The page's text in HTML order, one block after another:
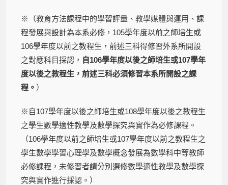
※（教育方法課程中的學習評量、教學媒體與運用、課
程發展與設計為本系必修，105學年度以前之師培生或
106學年度以前之教程生，前述三科得修習外系所開設
之對應科目採認， 自106學年度以後之師培生或107學年
度以後之教程生，前述三科必須修習本系所開設之課
程。 ）
※自107學年度以後之師培生或108學年度以後之教程生
之學生數學適性教學及數學探究與實作為必修課程。
（106學年度以前之師培生或107學年度以前之教程生之
學生數學學習心理學及數學概念發展為數學科中等教師
必修課程，未修習者請分別選修數學適性教學及數學探
究與實作進行採認。）